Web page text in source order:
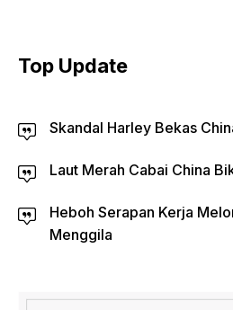
Top Update
Skandal Harley Bekas
Laut Merah Cabai China
Heboh Serapan Kerja
Menggila